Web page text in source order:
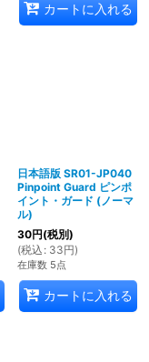
カートに入れる
日本語版 SR01-JP040
Pinpoint Guard ピンポ
イント・ガード (ノーマ
ル)
30円(税別)
(税込 : 33円)
在庫数 5点
カートに入れる